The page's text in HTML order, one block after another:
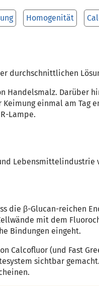
Homogenität
durchschnittlichen
Handelsmalz. Darüber
einmal am Tag
Lampe.
Lebensmittelindustrie
die β-Glucan-reichen
mit dem
Bindungen eingeht.
Calcofluor (und Fast
sichtbar